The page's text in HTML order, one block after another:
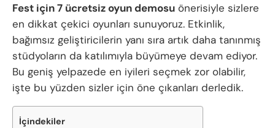
Fest için 7 ücretsiz oyun demosu önerisiyle sizlere
en dikkat çekici oyunları sunuyoruz. Etkinlik,
bağımsız geliştiricilerin yanı sıra artık daha tanınmış
stüdyoların da katılımıyla büyümeye devam ediyor.
Bu geniş yelpazede en iyileri seçmek zor olabilir,
işte bu yüzden sizler için öne çıkanları derledik.
İçindekiler